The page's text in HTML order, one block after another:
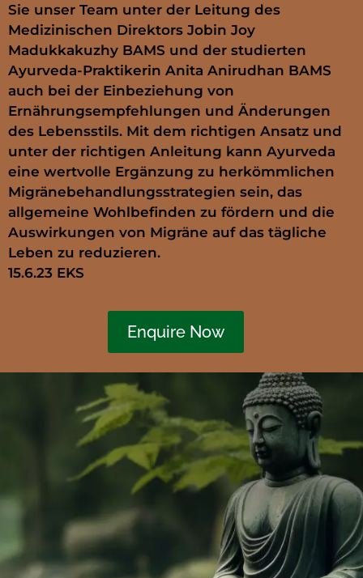
Sie unser Team unter der Leitung des
Medizinischen Direktors Jobin Joy
Madukkakuzhy BAMS und der studierten
Ayurveda-Praktikerin Anita Anirudhan BAMS
auch bei der Einbeziehung von
Ernährungsempfehlungen und Änderungen
des Lebensstils. Mit dem richtigen Ansatz und
unter der richtigen Anleitung kann Ayurveda
eine wertvolle Ergänzung zu herkömmlichen
Migränebehandlungsstrategien sein, das
allgemeine Wohlbefinden zu fördern und die
Auswirkungen von Migräne auf das tägliche
Leben zu reduzieren.
15.6.23 EKS
Enquire Now